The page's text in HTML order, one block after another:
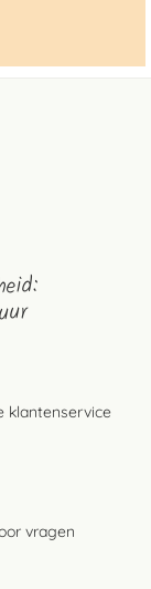
klantenservice
vragen